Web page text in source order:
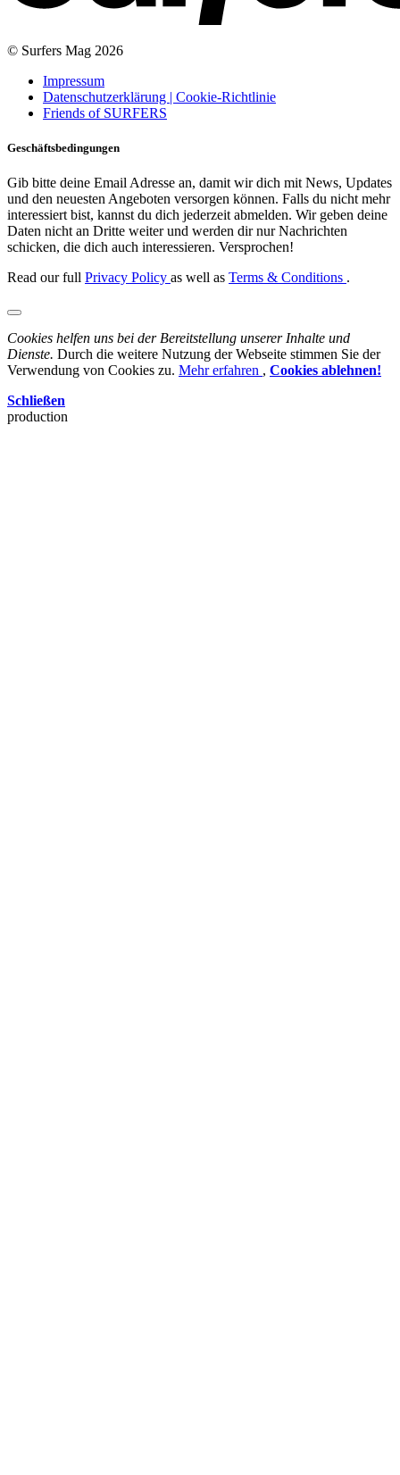
© Surfers Mag 2026
Impressum
Datenschutzerklärung | Cookie-Richtlinie
Friends of SURFERS
Geschäftsbedingungen
Gib bitte deine Email Adresse an, damit wir dich mit News, Updates
und den neuesten Angeboten versorgen können. Falls du nicht mehr
interessiert bist, kannst du dich jederzeit abmelden. Wir geben deine
Daten nicht an Dritte weiter und werden dir nur Nachrichten
schicken, die dich auch interessieren. Versprochen!
Read our full Privacy Policy as well as Terms & Conditions .
Cookies helfen uns bei der Bereitstellung unserer Inhalte und
Dienste. Durch die weitere Nutzung der Webseite stimmen Sie der
Verwendung von Cookies zu. Mehr erfahren , Cookies ablehnen!
Schließen
production